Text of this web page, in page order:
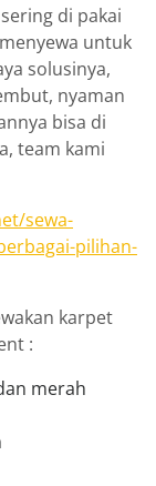
di pakai
untuk
solusinya,
nyaman
bisa di
team kami
sewa-
pilihan-
karpet
:
merah